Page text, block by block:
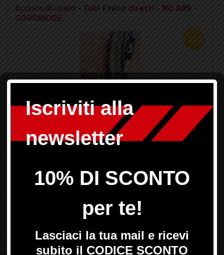
Acciaio/Acciaio - Tubi Freno diretti - NO ABS -
GOODRIDGE
-22%
Codice:F48076B
Prezzo di listino:
145,18 €
iva inclusa
Prezzo hot'n'rare:
113,24 €iva inclusa
acciaio zincato - per pompa radiale aftermarket chiedere
Controlla le disponibilità nel dettaglio delle
varianti